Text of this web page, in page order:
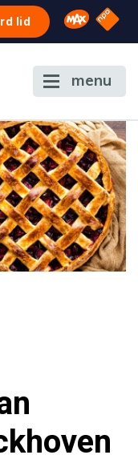
lid Omroep
NPO
menu